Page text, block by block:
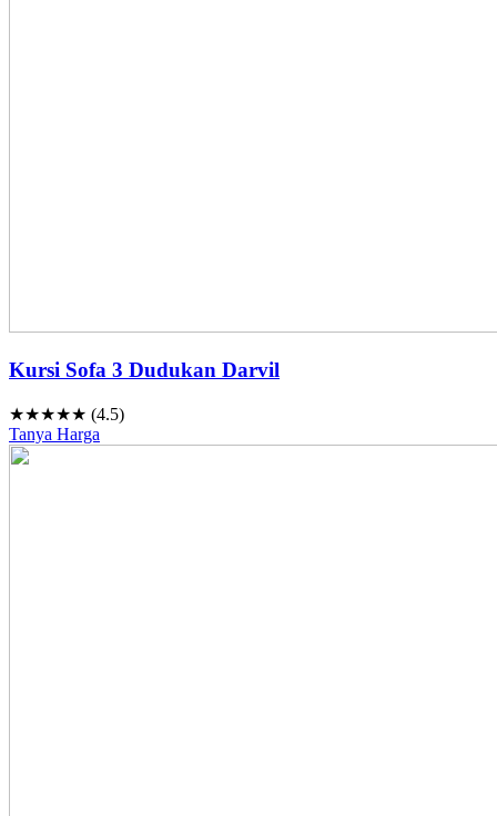
Kursi Sofa 3 Dudukan Darvil
★★★★★ (4.5)
Tanya Harga